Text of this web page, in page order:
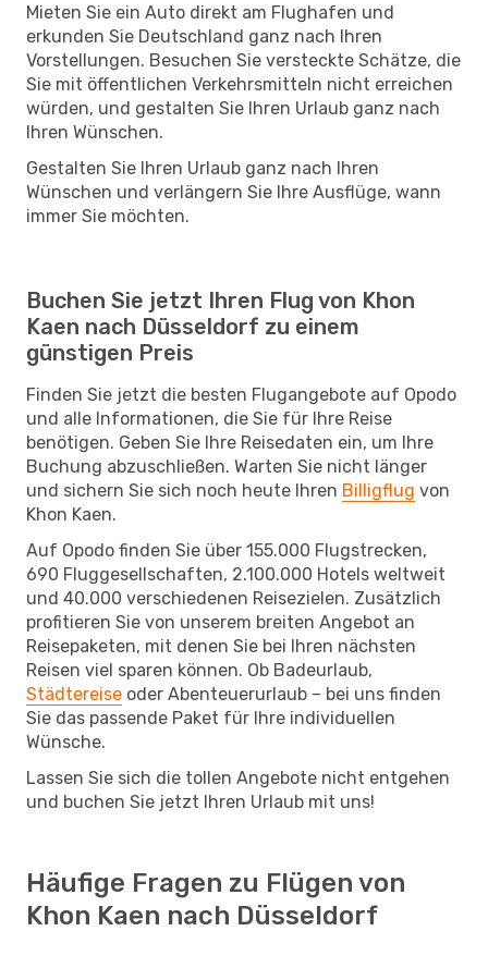
Mieten Sie ein Auto direkt am Flughafen und
erkunden Sie Deutschland ganz nach Ihren
Vorstellungen. Besuchen Sie versteckte Schätze, die
Sie mit öffentlichen Verkehrsmitteln nicht erreichen
würden, und gestalten Sie Ihren Urlaub ganz nach
Ihren Wünschen.
Gestalten Sie Ihren Urlaub ganz nach Ihren
Wünschen und verlängern Sie Ihre Ausflüge, wann
immer Sie möchten.
Buchen Sie jetzt Ihren Flug von Khon
Kaen nach Düsseldorf zu einem
günstigen Preis
Finden Sie jetzt die besten Flugangebote auf Opodo
und alle Informationen, die Sie für Ihre Reise
benötigen. Geben Sie Ihre Reisedaten ein, um Ihre
Buchung abzuschließen. Warten Sie nicht länger
und sichern Sie sich noch heute Ihren Billigflug von
Khon Kaen.
Auf Opodo finden Sie über 155.000 Flugstrecken,
690 Fluggesellschaften, 2.100.000 Hotels weltweit
und 40.000 verschiedenen Reisezielen. Zusätzlich
profitieren Sie von unserem breiten Angebot an
Reisepaketen, mit denen Sie bei Ihren nächsten
Reisen viel sparen können. Ob Badeurlaub,
Städtereise oder Abenteuerurlaub – bei uns finden
Sie das passende Paket für Ihre individuellen
Wünsche.
Lassen Sie sich die tollen Angebote nicht entgehen
und buchen Sie jetzt Ihren Urlaub mit uns!
Häufige Fragen zu Flügen von
Khon Kaen nach Düsseldorf